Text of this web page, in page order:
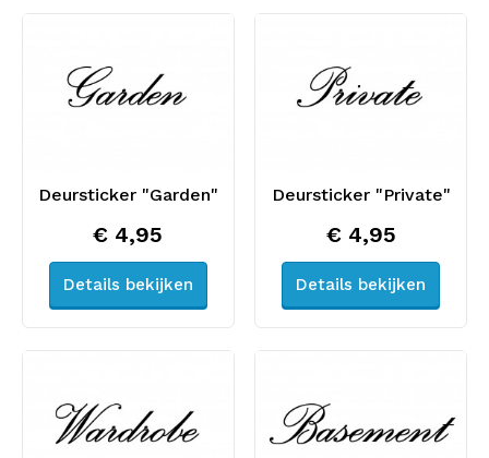
Deursticker "Garden"
€ 4,95
Details bekijken
Deursticker "Private"
€ 4,95
Details bekijken